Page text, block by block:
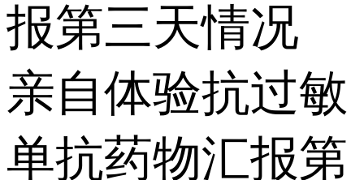
报第三天情况
亲自体验抗过敏
单抗药物汇报第